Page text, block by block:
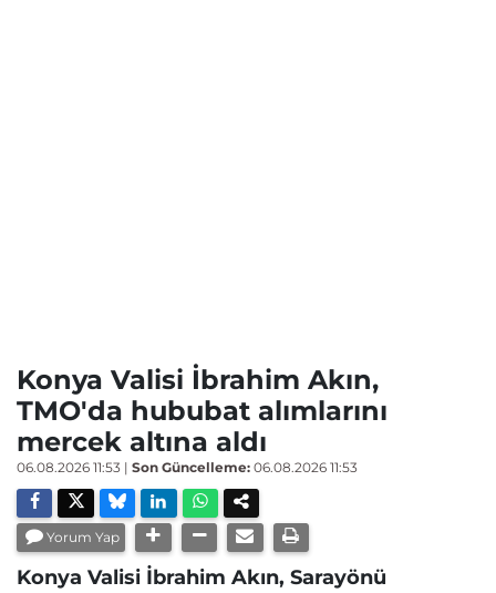
Konya Valisi İbrahim Akın,
TMO'da hububat alımlarını
mercek altına aldı
06.08.2026 11:53 | Son Güncelleme: 06.08.2026 11:53
Yorum Yap
Konya Valisi İbrahim Akın, Sarayönü